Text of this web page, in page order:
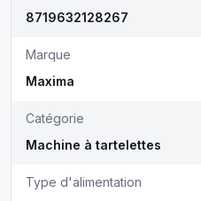
8719632128267
Marque
Maxima
Catégorie
Machine à tartelettes
Type d'alimentation